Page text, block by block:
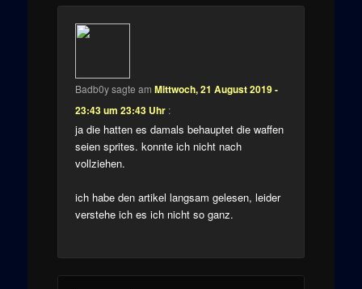
Badb0ysagte am Mittwoch, 21 August 2019 -
23:43 um 23:43 Uhr :
ja die hatten es damals behauptet die waffen
seien sprites. konnte ich nicht nach
vollziehen.
ich habe den artikel langsam gelesen, leider
verstehe ich es ich nicht so ganz.